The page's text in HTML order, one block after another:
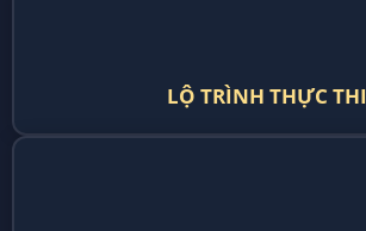
LỘ TRÌNH THỰC THI